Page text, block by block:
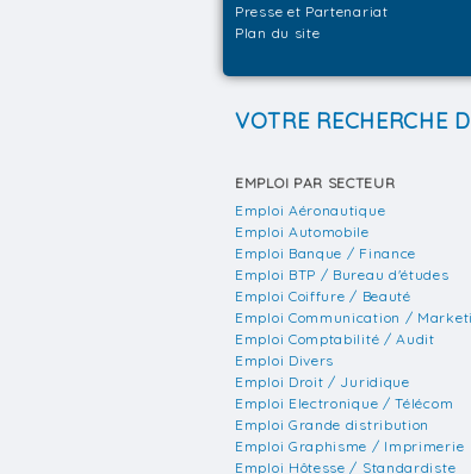
Presse et Partenariat
Plan du site
VOTRE RECHERCHE
EMPLOI PAR SECTEUR
Emploi Aéronautique
Emploi Automobile
Emploi Banque / Finance
Emploi BTP / Bureau d'études
Emploi Coiffure / Beauté
Emploi Communication /
Emploi Comptabilité / Audit
Emploi Divers
Emploi Droit / Juridique
Emploi Electronique / Télécom
Emploi Grande distribution
Emploi Graphisme / Imprimerie
Emploi Hôtesse / Standardiste